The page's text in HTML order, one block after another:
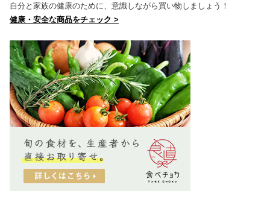
自分と家族の健康のために、意識しながら買い物しましょう！
健康・安全な商品をチェック >